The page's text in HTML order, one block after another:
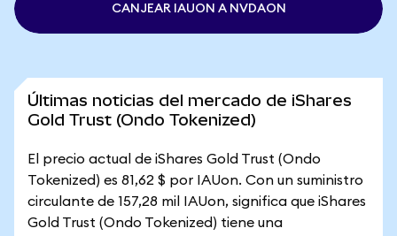
CANJEAR IAUON A NVDAON
Últimas noticias del mercado de iShares
Gold Trust (Ondo Tokenized)
El precio actual de iShares Gold Trust (Ondo
Tokenized) es 81,62 $ por IAUon. Con un suministro
circulante de 157,28 mil IAUon, significa que iShares
Gold Trust (Ondo Tokenized) tiene una